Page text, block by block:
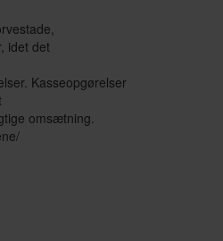
idet det
Kasseopgørelser
omsætning.